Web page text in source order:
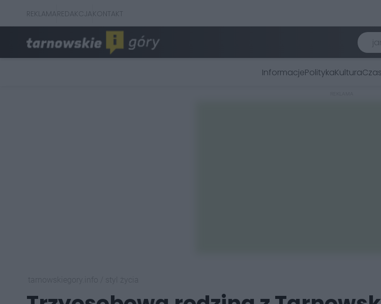
REKLAMAREDAKCJAKONTAKT
InformacjePolitykaKultura